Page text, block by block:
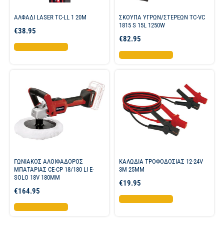
ΑΛΦΑΔΙ LASER TC-LL 1 20M
€38.95
Προσθήκη στο καλάθι
ΣΚΟΥΠΑ ΥΓΡΩΝ/ΣΤΕΡΕΩΝ TC-VC
1815 S 15L 1250W
€82.95
Προσθήκη στο καλάθι
ΓΩΝΙΑΚΟΣ ΑΛΟΙΦΑΔΟΡΟΣ
ΜΠΑΤΑΡΙΑΣ CE-CP 18/180 LI E-
SOLO 18V 180MM
€164.95
Προσθήκη στο καλάθι
ΚΑΛΩΔΙΑ ΤΡΟΦΟΔΟΣΙΑΣ 12-24V
3M 25MM
€19.95
Προσθήκη στο καλάθι